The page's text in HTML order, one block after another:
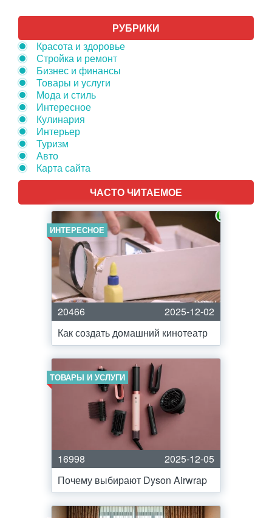
РУБРИКИ
Красота и здоровье
Стройка и ремонт
Бизнес и финансы
Товары и услуги
Мода и стиль
Интересное
Кулинария
Интерьер
Туризм
Авто
Карта сайта
ЧАСТО ЧИТАЕМОЕ
ИНТЕРЕСНОЕ
20466
2025-12-02
Как создать домашний кинотеатр
ТОВАРЫ И УСЛУГИ
16998
2025-12-05
Почему выбирают Dyson Airwrap